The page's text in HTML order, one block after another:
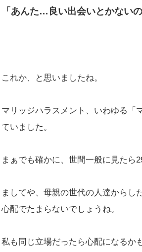
「あんた…良い出会いとかないの
これか、と思いましたね。
マリッジハラスメント、いわゆる「
ていました。
まぁでも確かに、世間一般に見たら
ましてや、母親の世代の人達からし
心配でたまらないでしょうね。
私も同じ立場だったら心配になるか